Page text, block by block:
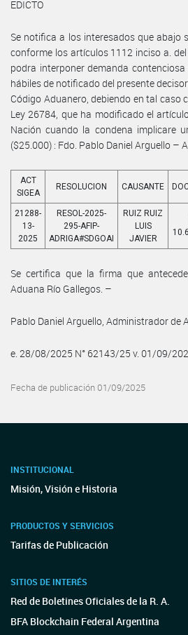
EDICTO
Se notifica a los interesados que abajo
conforme los artículos 1112 inciso a.
podra interponer demanda
hábiles de notificado del presente
Código Aduanero, debiendo en tal
Ley 26784, que ha modificado el
Nación cuando la condena implicare
($25.000) : Fdo. Pablo Daniel Arguello
ACT
SIGEA
RESOLUCION CAUSANTE
21288-
13-
2025
RESOL-2025-
295-AFIP-
ADRIGA#SDGOAI
RUIZ RUIZ
LUIS
JAVIER
Se certifica que la firma que
Aduana Río Gallegos. –
Pablo Daniel Arguello, Administrador de
e. 28/08/2025 N° 62143/25 v. 01/09/
Fecha de publicación 01/09/2025
INSTITUCIONAL
Misión, Visión e Historia
PRODUCTOS Y SERVICIOS
Tarifas de Publicación
SITIOS DE INTERÉS
Red de Boletines Oficiales de la R. A.
BFA Blockchain Federal Argentina